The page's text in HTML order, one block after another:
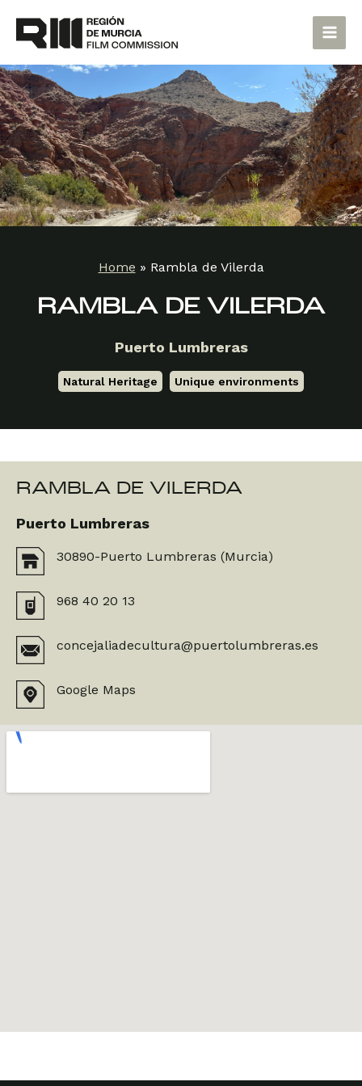
content
Main
Home » Rambla de Vilerda
RAMBLA DE VILERDA
Puerto Lumbreras
Natural Heritage Unique environments
RAMBLA DE VILERDA
Puerto Lumbreras
30890-Puerto Lumbreras (Murcia)
968 40 20 13
concejaliadecultura@puertolumbreras.es
Google Maps